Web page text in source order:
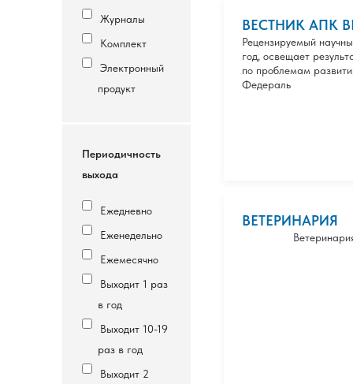
Журналы
Комплект
Электронный
продукт
Периодичность
выхода
Ежедневно
Еженедельно
Ежемесячно
Выходит 1 раз
в год
Выходит 10-19
раз в год
Выходит 2
ВЕСТНИК АПК
Рецензируемый
год, освещает
по проблемам
Федераль
ВЕТЕРИНАРИЯ